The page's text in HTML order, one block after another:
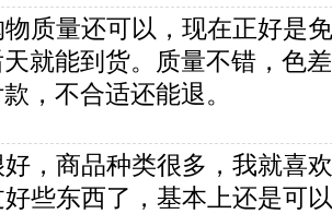
物质量还可以，现在正好是
就能到货。质量不错，色
，不合适还能退。
好，商品种类很多，我就喜
好些东西了，基本上还是可